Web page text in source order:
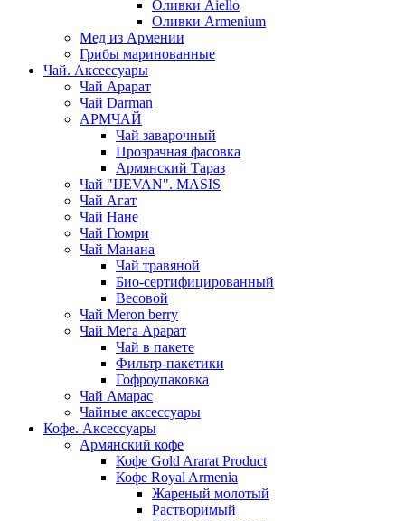
Оливки Aiello
Оливки Armenium
Мед из Армении
Грибы маринованные
Чай. Аксессуары
Чай Арарат
Чай Darman
АРМЧАЙ
Чай заварочный
Прозрачная фасовка
Армянский Тараз
Чай "IJEVAN". MASIS
Чай Агат
Чай Нане
Чай Гюмри
Чай Манана
Чай травяной
Био-сертифицированный
Весовой
Чай Meron berry
Чай Мега Арарат
Чай в пакете
Фильтр-пакетики
Гофроупаковка
Чай Амарас
Чайные аксессуары
Кофе. Аксессуары
Армянский кофе
Кофе Gold Ararat Product
Кофе Royal Armenia
Жареный молотый
Растворимый